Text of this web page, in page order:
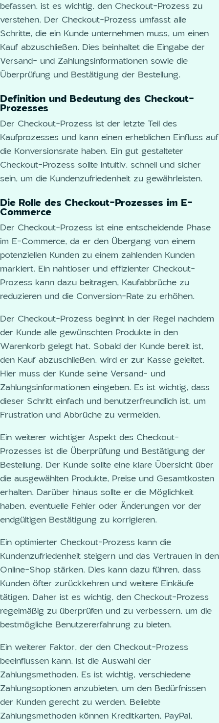
befassen, ist es wichtig, den Checkout-Prozess zu
verstehen. Der Checkout-Prozess umfasst alle
Schritte, die ein Kunde unternehmen muss, um einen
Kauf abzuschließen. Dies beinhaltet die Eingabe der
Versand- und Zahlungsinformationen sowie die
Überprüfung und Bestätigung der Bestellung.
Definition und Bedeutung des Checkout-
Prozesses
Der Checkout-Prozess ist der letzte Teil des
Kaufprozesses und kann einen erheblichen Einfluss auf
die Konversionsrate haben. Ein gut gestalteter
Checkout-Prozess sollte intuitiv, schnell und sicher
sein, um die Kundenzufriedenheit zu gewährleisten.
Die Rolle des Checkout-Prozesses im E-
Commerce
Der Checkout-Prozess ist eine entscheidende Phase
im E-Commerce, da er den Übergang von einem
potenziellen Kunden zu einem zahlenden Kunden
markiert. Ein nahtloser und effizienter Checkout-
Prozess kann dazu beitragen, Kaufabbrüche zu
reduzieren und die Conversion-Rate zu erhöhen.
Der Checkout-Prozess beginnt in der Regel nachdem
der Kunde alle gewünschten Produkte in den
Warenkorb gelegt hat. Sobald der Kunde bereit ist,
den Kauf abzuschließen, wird er zur Kasse geleitet.
Hier muss der Kunde seine Versand- und
Zahlungsinformationen eingeben. Es ist wichtig, dass
dieser Schritt einfach und benutzerfreundlich ist, um
Frustration und Abbrüche zu vermeiden.
Ein weiterer wichtiger Aspekt des Checkout-
Prozesses ist die Überprüfung und Bestätigung der
Bestellung. Der Kunde sollte eine klare Übersicht über
die ausgewählten Produkte, Preise und Gesamtkosten
erhalten. Darüber hinaus sollte er die Möglichkeit
haben, eventuelle Fehler oder Änderungen vor der
endgültigen Bestätigung zu korrigieren.
Ein optimierter Checkout-Prozess kann die
Kundenzufriedenheit steigern und das Vertrauen in den
Online-Shop stärken. Dies kann dazu führen, dass
Kunden öfter zurückkehren und weitere Einkäufe
tätigen. Daher ist es wichtig, den Checkout-Prozess
regelmäßig zu überprüfen und zu verbessern, um die
bestmögliche Benutzererfahrung zu bieten.
Ein weiterer Faktor, der den Checkout-Prozess
beeinflussen kann, ist die Auswahl der
Zahlungsmethoden. Es ist wichtig, verschiedene
Zahlungsoptionen anzubieten, um den Bedürfnissen
der Kunden gerecht zu werden. Beliebte
Zahlungsmethoden können Kreditkarten, PayPal,